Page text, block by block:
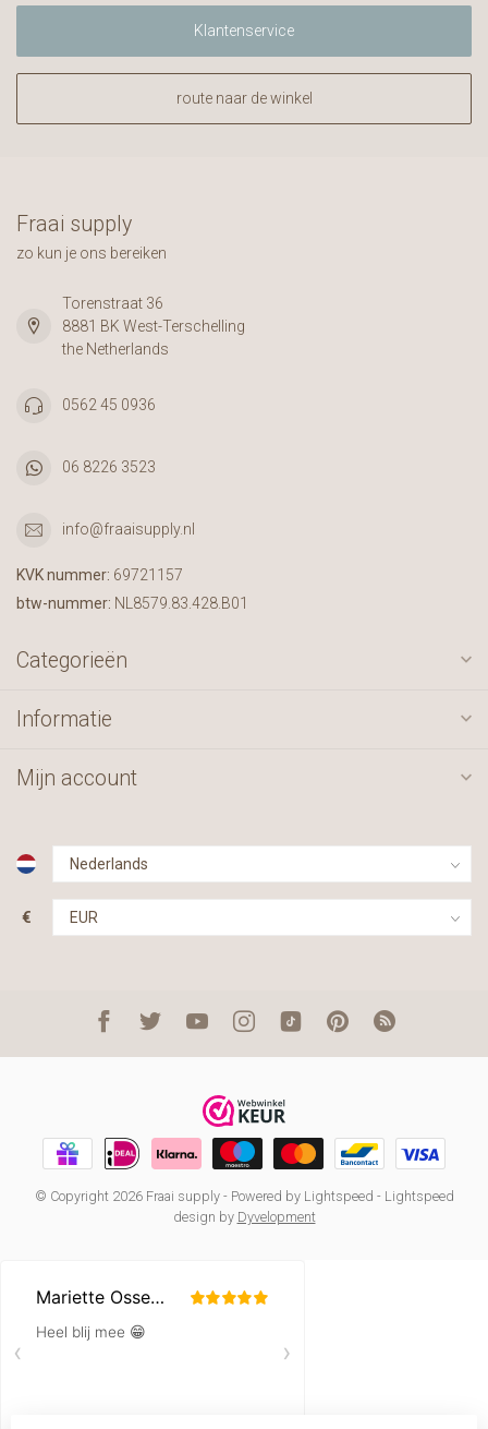
Klantenservice
route naar de winkel
Fraai supply
zo kun je ons bereiken
Torenstraat 36
8881 BK West-Terschelling
the Netherlands
0562 45 0936
06 8226 3523
info@fraaisupply.nl
KVK nummer: 69721157
btw-nummer: NL8579.83.428.B01
Categorieën
Informatie
Mijn account
€
© Copyright 2026 Fraai supply- Powered by Lightspeed - Lightspeed
design by Dyvelopment